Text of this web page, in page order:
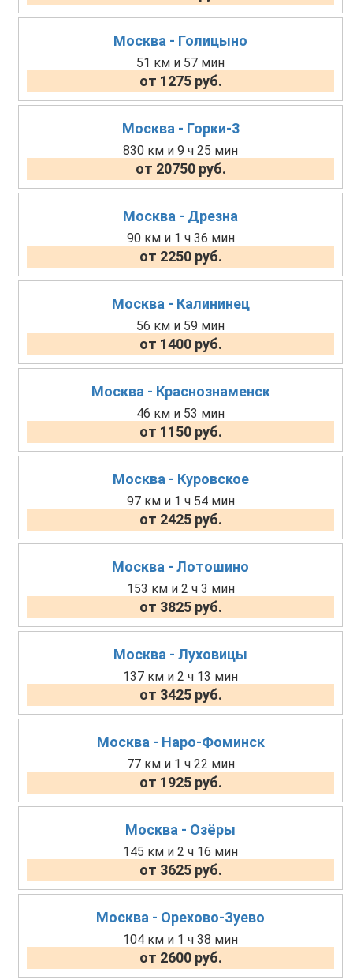
Москва - Голицыно
51 км и 57 мин
от 1275 руб.
Москва - Горки-3
830 км и 9 ч 25 мин
от 20750 руб.
Москва - Дрезна
90 км и 1 ч 36 мин
от 2250 руб.
Москва - Калининец
56 км и 59 мин
от 1400 руб.
Москва - Краснознаменск
46 км и 53 мин
от 1150 руб.
Москва - Куровское
97 км и 1 ч 54 мин
от 2425 руб.
Москва - Лотошино
153 км и 2 ч 3 мин
от 3825 руб.
Москва - Луховицы
137 км и 2 ч 13 мин
от 3425 руб.
Москва - Наро-Фоминск
77 км и 1 ч 22 мин
от 1925 руб.
Москва - Озёры
145 км и 2 ч 16 мин
от 3625 руб.
Москва - Орехово-Зуево
104 км и 1 ч 38 мин
от 2600 руб.